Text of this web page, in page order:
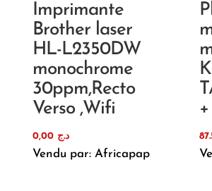
Imprimante
Brother laser
HL-L2350DW
monochrome
30ppm,Recto
Verso ,Wifi
د.ج 0,00
Vendu par: Africapap